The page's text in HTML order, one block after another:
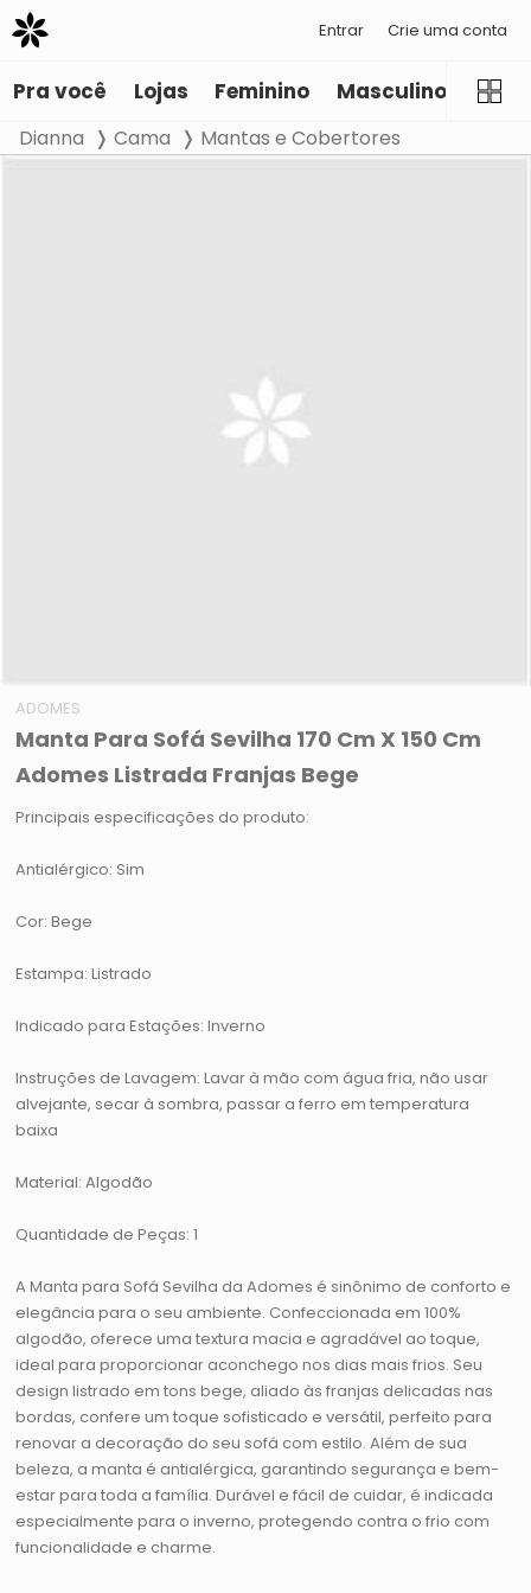
Entrar Crie uma conta
Pra você Lojas Feminino Masculino
Dianna Cama Mantas e Cobertores
ADOMES
Manta Para Sofá Sevilha 170 Cm X 150 Cm
Adomes Listrada Franjas Bege
Principais especificações do produto:
Antialérgico: Sim
Cor: Bege
Estampa: Listrado
Indicado para Estações: Inverno
Instruções de Lavagem: Lavar à mão com água fria, não usar
alvejante, secar à sombra, passar a ferro em temperatura
baixa
Material: Algodão
Quantidade de Peças: 1
A Manta para Sofá Sevilha da Adomes é sinônimo de conforto e
elegância para o seu ambiente. Confeccionada em 100%
algodão, oferece uma textura macia e agradável ao toque,
ideal para proporcionar aconchego nos dias mais frios. Seu
design listrado em tons bege, aliado às franjas delicadas nas
bordas, confere um toque sofisticado e versátil, perfeito para
renovar a decoração do seu sofá com estilo. Além de sua
beleza, a manta é antialérgica, garantindo segurança e bem-
estar para toda a família. Durável e fácil de cuidar, é indicada
especialmente para o inverno, protegendo contra o frio com
funcionalidade e charme.